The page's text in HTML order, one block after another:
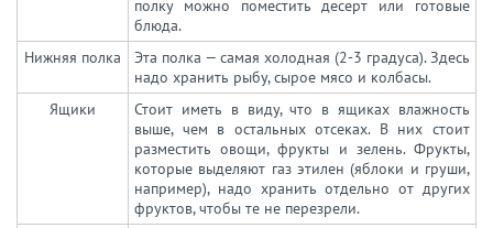
полку можно поместить десерт или готовые
блюда.
Нижняя полка
Эта полка — самая холодная (2-3 градуса). Здесь
надо хранить рыбу, сырое мясо и колбасы.
Ящики
Стоит иметь в виду, что в ящиках влажность
выше, чем в остальных отсеках. В них стоит
разместить овощи, фрукты и зелень. Фрукты,
которые выделяют газ этилен (яблоки и груши,
например), надо хранить отдельно от других
фруктов, чтобы те не перезрели.